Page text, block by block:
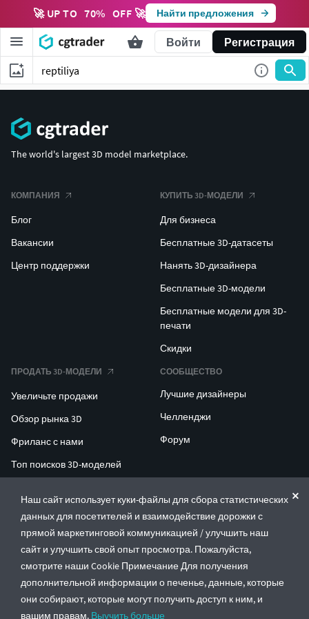
🚀 UP TO 70% OFF 🚀 Найти предложения
Войти Регистрация
Наш сайт использует куки-файлы для сбора статистических
данных для посетителей и взаимодействие дорожки с
прямой маркетинговой коммуникацией / улучшить наш
сайт и улучшить свой опыт просмотра. Пожалуйста,
смотрите наши Cookie Примечание Для получения
дополнительной информации о печенье, данные, которые
они собирают, которые могут получить доступ к ним, и
вашим правам. Выучить больше
The world's largest 3D model marketplace.
КОМПАНИЯ
Блог
Вакансии
Центр поддержки
КУПИТЬ 3D-МОДЕЛИ
Для бизнеса
Бесплатные 3D-датасеты
Нанять 3D-дизайнера
Бесплатные 3D-модели
Бесплатные модели для 3D-
печати
Скидки
ПРОДАТЬ 3D-МОДЕЛИ
Увеличьте продажи
Обзор рынка 3D
Фриланс с нами
Топ поисков 3D-моделей
СООБЩЕСТВО
Лучшие дизайнеры
Челленджи
Форум
ENTERPRISE 3D AT SCALE
© CGTrader 2011-2026
UAB CGTrader, Antakalnio st. 17, Vilnius, Lithuania
Правила и условияПолитика конфиденциальности
🇷🇺 Русский